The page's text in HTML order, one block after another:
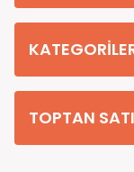
teslim edilmektedir.
TOPTAN